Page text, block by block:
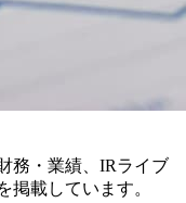
務・業績、IRライブ
掲載しています。